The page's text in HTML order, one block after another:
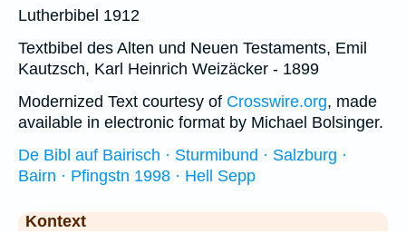
Lutherbibel 1912
Textbibel des Alten und Neuen Testaments, Emil
Kautzsch, Karl Heinrich Weizäcker - 1899
Modernized Text courtesy of Crosswire.org, made
available in electronic format by Michael Bolsinger.
De Bibl auf Bairisch · Sturmibund · Salzburg ·
Bairn · Pfingstn 1998 · Hell Sepp
Kontext